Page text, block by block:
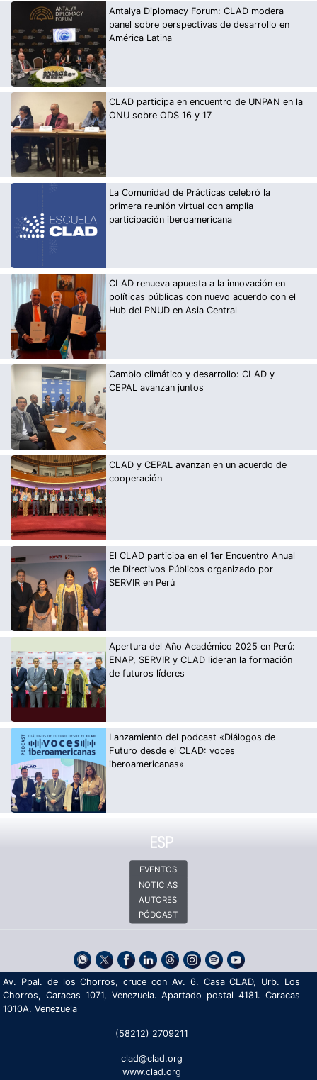
Antalya Diplomacy Forum: CLAD modera
panel sobre perspectivas de desarrollo en
América Latina
CLAD participa en encuentro de UNPAN en la
ONU sobre ODS 16 y 17
La Comunidad de Prácticas celebró la
primera reunión virtual con amplia
participación iberoamericana
CLAD renueva apuesta a la innovación en
políticas públicas con nuevo acuerdo con el
Hub del PNUD en Asia Central
Cambio climático y desarrollo: CLAD y
CEPAL avanzan juntos
CLAD y CEPAL avanzan en un acuerdo de
cooperación
El CLAD participa en el 1er Encuentro Anual
de Directivos Públicos organizado por
SERVIR en Perú
Apertura del Año Académico 2025 en Perú:
ENAP, SERVIR y CLAD lideran la formación
de futuros líderes
Lanzamiento del podcast «Diálogos de
Futuro desde el CLAD: voces
iberoamericanas»
EVENTOS
NOTICIAS
AUTORES
PÓDCAST
Av. Ppal. de los Chorros, cruce con Av. 6. Casa CLAD, Urb. Los
Chorros, Caracas 1071, Venezuela. Apartado postal 4181. Caracas
1010A. Venezuela
(58212) 2709211
clad@clad.org
www.clad.org